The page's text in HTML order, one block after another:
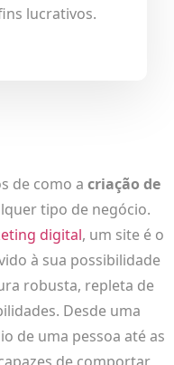
lucrativos.
de como a criação de
tipo de negócio.
digital, um site é o
à sua possibilidade
robusta, repleta de
Desde uma
de uma pessoa até as